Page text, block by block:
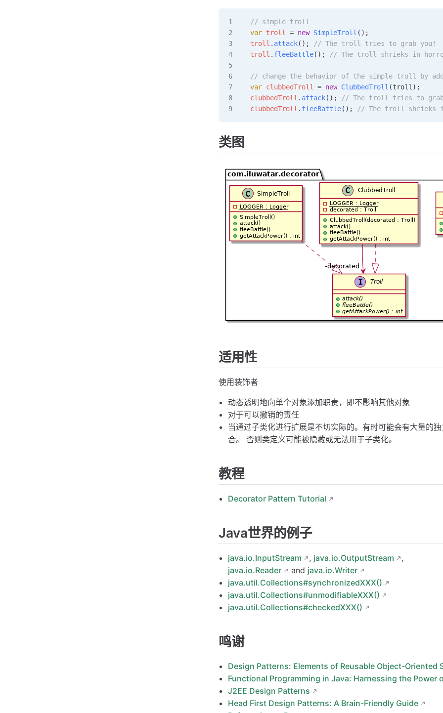
// simple troll
var troll = new SimpleTroll () ;
troll . attack();
// The troll tries to grab you!
troll . fleeBattle(); // The troll shrieks in horror
// change the behavior of the simple troll by
var clubbedTroll = new ClubbedTroll (troll) ;
clubbedTroll . attack();
// The troll tries to grab
clubbedTroll . fleeBattle(); // The troll shrieks
类图
适用性
使用装饰者
动态透明地向单个对象添加职责，即不影响其他对象
对于可以撤销的责任
当通过子类化进行扩展是不切实际的。有时可能会有大量的
合。 否则类定义可能被隐藏或无法用于子类化。
教程
Decorator Pattern Tutorial
Java世界的例子
java.io.InputStream , java.io.OutputStream
,
java.io.Reader
and java.io.Writer
java.util.Collections#synchronizedXXX()
java.util.Collections#unmodifiableXXX()
java.util.Collections#checkedXXX()
鸣谢
Design Patterns: Elements of Reusable Object-Oriented
Functional Programming in Java: Harnessing the Power
J2EE Design Patterns
Head First Design Patterns: A Brain-Friendly Guide